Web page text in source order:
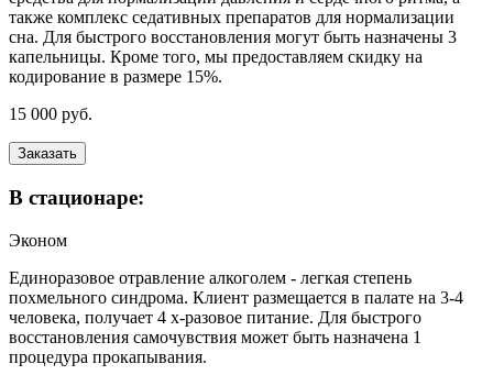
также комплекс седативных препаратов для нормализации
сна. Для быстрого восстановления могут быть назначены 3
капельницы. Кроме того, мы предоставляем скидку на
кодирование в размере 15%.
15 000 руб.
Заказать
В стационаре:
Эконом
Единоразовое отравление алкоголем - легкая степень
похмельного синдрома. Клиент размещается в палате на 3-4
человека, получает 4 х-разовое питание. Для быстрого
восстановления самочувствия может быть назначена 1
процедура прокапывания.